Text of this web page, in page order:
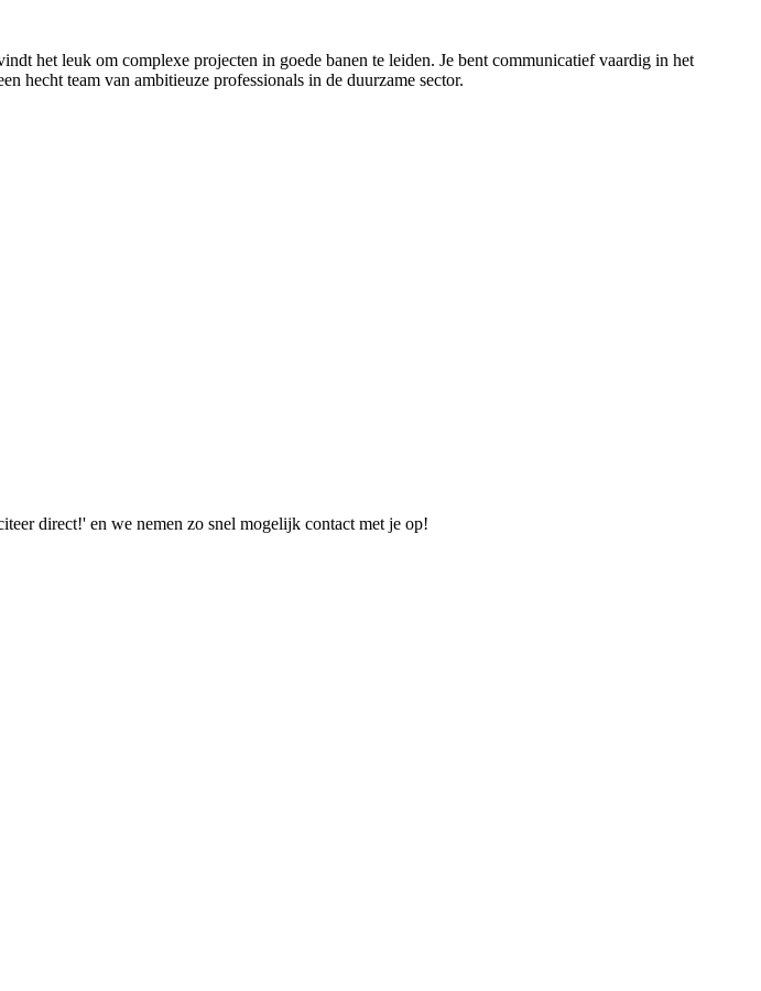
het leuk om complexe projecten in goede banen te leiden. Je bent communicatief vaardig in het
hecht team van ambitieuze professionals in de duurzame sector.
direct!' en we nemen zo snel mogelijk contact met je op!